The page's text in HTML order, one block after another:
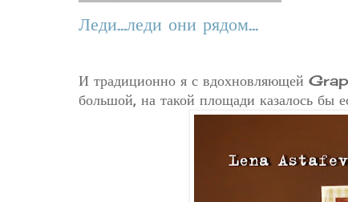
Леди...леди они рядом...
И традиционно я с вдохновляющей
большой, на такой площади казалось бы